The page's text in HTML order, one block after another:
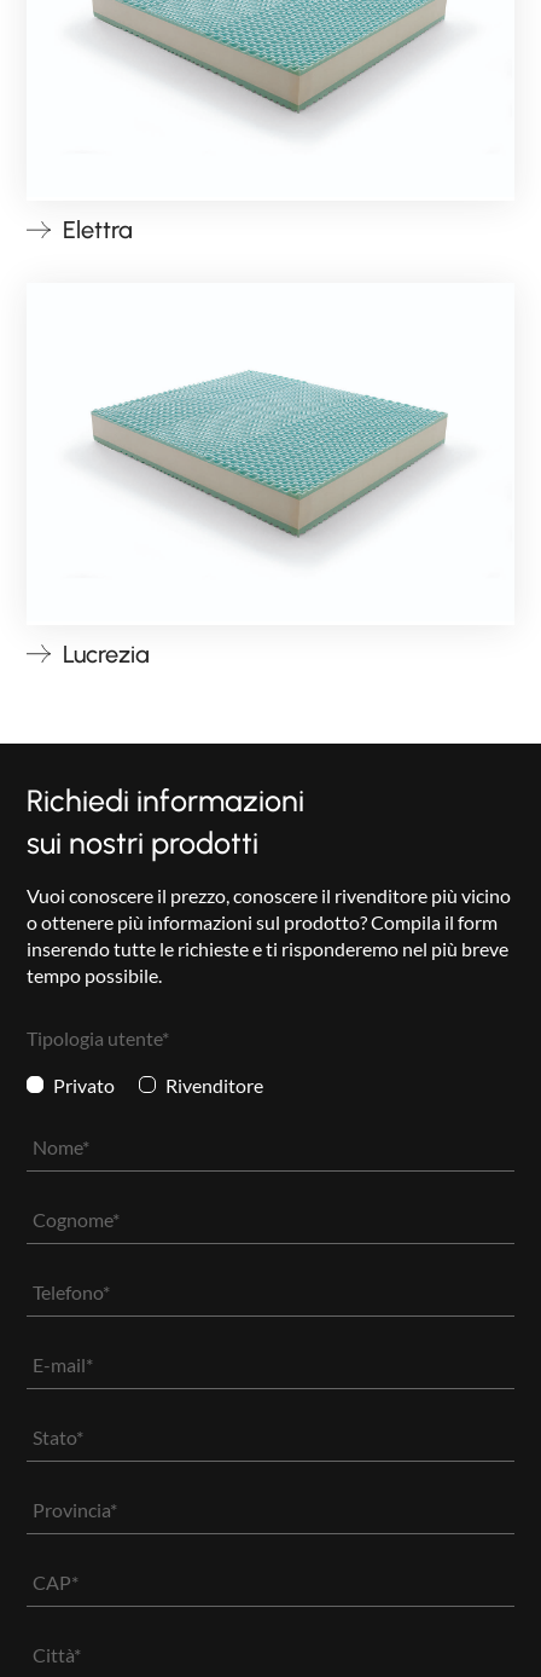
COLLEZIONI NEW
NIGHTBLOOM
Elettra
Lucrezia
Richiedi informazioni
sui nostri prodotti
Vuoi conoscere il prezzo, conoscere il rivenditore più vicino
o ottenere più informazioni sul prodotto? Compila il form
inserendo tutte le richieste e ti risponderemo nel più breve
tempo possibile.
Tipologia utente*
Privato Rivenditore